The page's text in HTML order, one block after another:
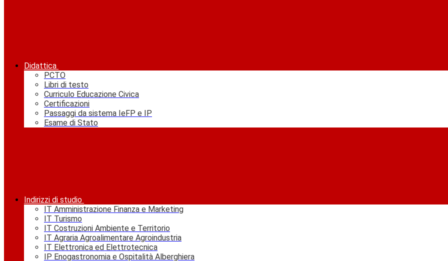
Didattica
PCTO
Libri di testo
Curriculo Educazione Civica
Certificazioni
Passaggi da sistema IeFP e IP
Esame di Stato
Indirizzi di studio
IT Amministrazione Finanza e Marketing
IT Turismo
IT Costruzioni Ambiente e Territorio
IT Agraria Agroalimentare Agroindustria
IT Elettronica ed Elettrotecnica
IP Enogastronomia e Ospitalità Alberghiera